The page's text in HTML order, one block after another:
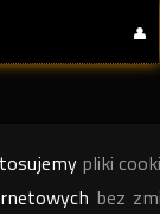
pliki
bez